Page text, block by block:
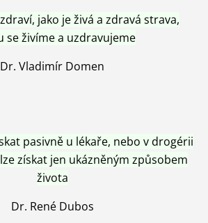
jako je živá a zdravá strava,
se živíme a uzdravujeme
Dr. Vladimír Domen
pasivně u lékaře, nebo v drogérii
získat jen ukázněným způsobem
života
Dr. René Dubos